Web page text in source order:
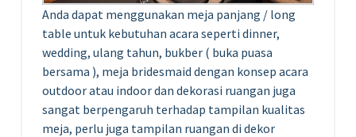
Anda dapat menggunakan meja panjang / long
table untuk kebutuhan acara seperti dinner,
wedding, ulang tahun, bukber ( buka puasa
bersama ), meja bridesmaid dengan konsep acara
outdoor atau indoor dan dekorasi ruangan juga
sangat berpengaruh terhadap tampilan kualitas
meja, perlu juga tampilan ruangan di dekor